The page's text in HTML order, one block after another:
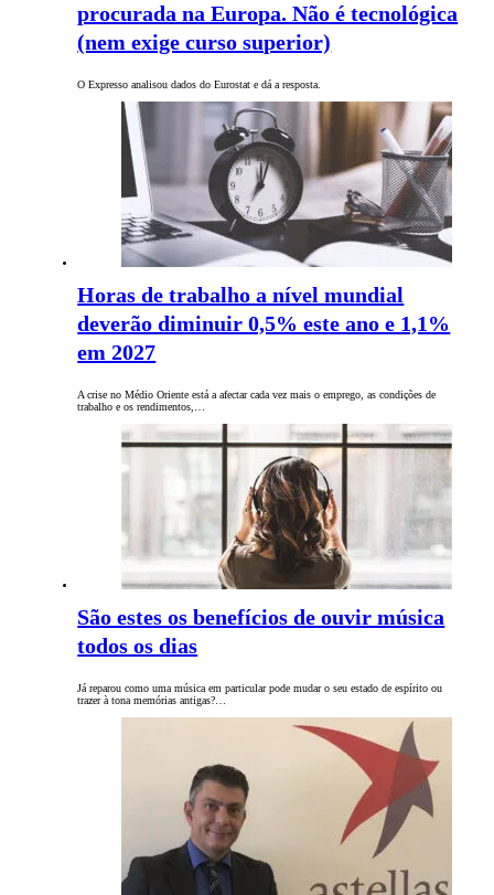
procurada na Europa. Não é tecnológica
(nem exige curso superior)
O Expresso analisou dados do Eurostat e dá a resposta.
Horas de trabalho a nível mundial
deverão diminuir 0,5% este ano e 1,1%
em 2027
A crise no Médio Oriente está a afectar cada vez mais o emprego, as condições de
trabalho e os rendimentos,…
São estes os benefícios de ouvir música
todos os dias
Já reparou como uma música em particular pode mudar o seu estado de espírito ou
trazer à tona memórias antigas?…